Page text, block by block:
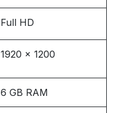
Full HD
1920 x 1200
6 GB RAM